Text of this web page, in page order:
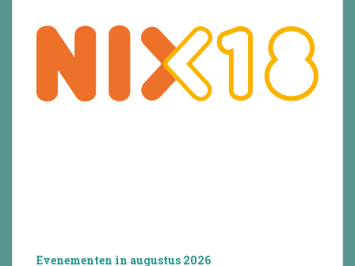
Evenementen in augustus 2026